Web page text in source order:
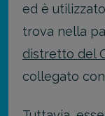
ed è
trova nella
distretto del
collegato